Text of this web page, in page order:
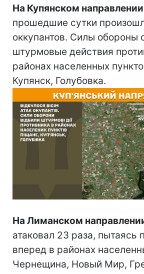
На Купянском направлении
прошедшие сутки
оккупантов. Силы обороны
штурмовые действия
районах населенных
Купянск, Голубовка.
На Лиманском
атаковал 23 раза, пытаясь
вперед в районах
Чернещина, Новый Мир,